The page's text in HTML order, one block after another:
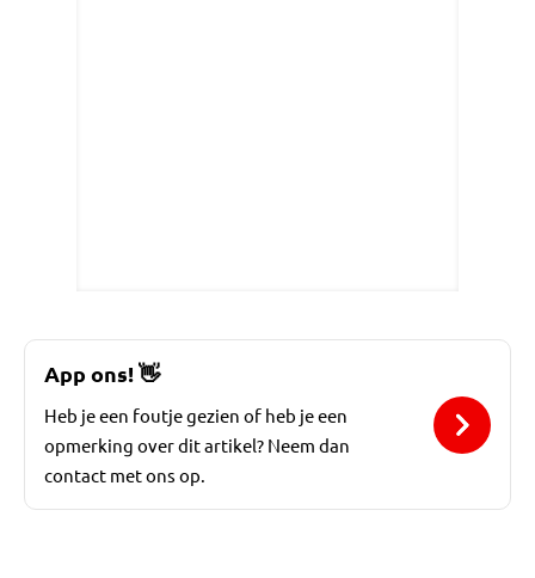
App ons!👋
Heb je een foutje gezien of heb je een
opmerking over dit artikel? Neem dan
contact met ons op.